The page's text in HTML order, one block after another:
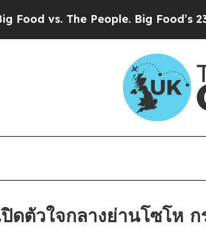
People. Big Food’s 239
ดตัวใจกลางย่านโซโห